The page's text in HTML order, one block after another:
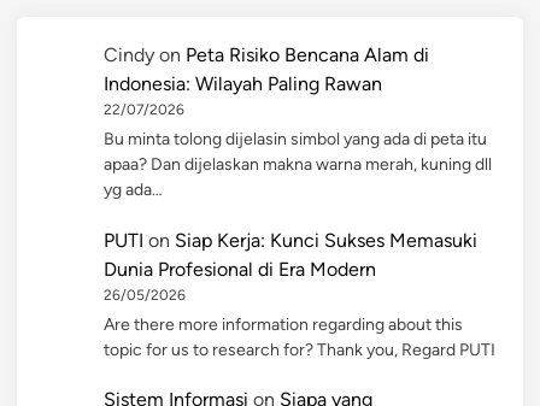
Cindy on Peta Risiko Bencana Alam di
Indonesia: Wilayah Paling Rawan
22/07/2026
Bu minta tolong dijelasin simbol yang ada di peta itu
apaa? Dan dijelaskan makna warna merah, kuning dll
yg ada…
PUTI on Siap Kerja: Kunci Sukses Memasuki
Dunia Profesional di Era Modern
26/05/2026
Are there more information regarding about this
topic for us to research for? Thank you, Regard PUTI
Sistem Informasi on Siapa yang